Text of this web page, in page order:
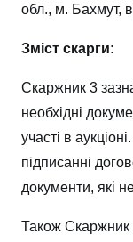
обл., м. Бахмут,
Зміст скарги:
Скаржник 3
необхідні
участі в
підписанні
документи, які
Також Скаржник